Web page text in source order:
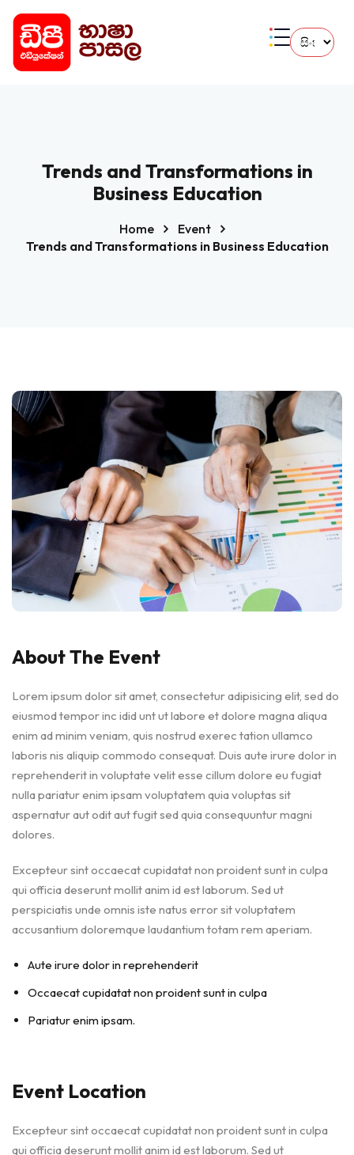
Trends and Transformations in
Business Education
Home
Event
Trends and Transformations in Business Education
About The Event
Lorem ipsum dolor sit amet, consectetur adipisicing elit, sed do
eiusmod tempor inc idid unt ut labore et dolore magna aliqua
enim ad minim veniam, quis nostrud exerec tation ullamco
laboris nis aliquip commodo consequat. Duis aute irure dolor in
reprehenderit in voluptate velit esse cillum dolore eu fugiat
nulla pariatur enim ipsam voluptatem quia voluptas sit
aspernatur aut odit aut fugit sed quia consequuntur magni
dolores.
Excepteur sint occaecat cupidatat non proident sunt in culpa
qui officia deserunt mollit anim id est laborum. Sed ut
perspiciatis unde omnis iste natus error sit voluptatem
accusantium doloremque laudantium totam rem aperiam.
Aute irure dolor in reprehenderit
Occaecat cupidatat non proident sunt in culpa
Pariatur enim ipsam.
Event Location
Excepteur sint occaecat cupidatat non proident sunt in culpa
qui officia deserunt mollit anim id est laborum. Sed ut